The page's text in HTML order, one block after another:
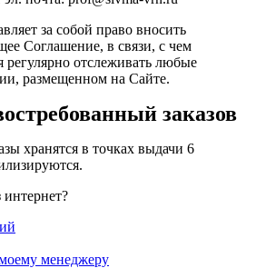
за собой право вносить
Соглашение, в связи, с чем
регулярно отслеживать любые
размещенном на Сайте.
заказов
хранятся в точках выдачи 6
интернет?
менеджеру